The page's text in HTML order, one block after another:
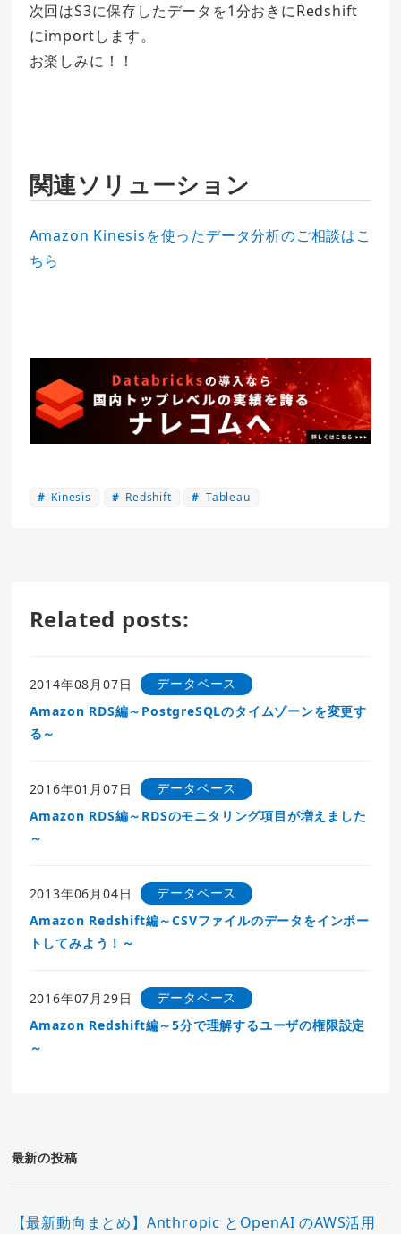
次回はS3に保存したデータを1分おきにRedshift
にimportします。
お楽しみに！！
関連ソリューション
Amazon Kinesisを使ったデータ分析のご相談はこ
ちら
Kinesis Redshift Tableau
Related posts:
2014年08月07日
データベース
Amazon RDS編～PostgreSQLのタイムゾーンを変更す
る～
2016年01月07日
データベース
Amazon RDS編～RDSのモニタリング項目が増えました
～
2013年06月04日
データベース
Amazon Redshift編～CSVファイルのデータをインポー
トしてみよう！～
2016年07月29日
データベース
Amazon Redshift編～5分で理解するユーザの権限設定
～
最新の投稿
【最新動向まとめ】Anthropic とOpenAI のAWS活用